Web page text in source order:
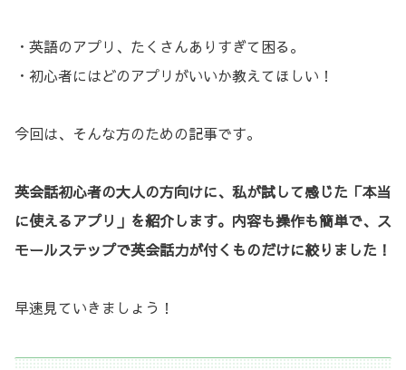
・英語のアプリ、たくさんありすぎて困る。
・初心者にはどのアプリがいいか教えてほしい！
今回は、そんな方のための記事です。
英会話初心者の大人の方向けに、私が試して感じた「本当
に使えるアプリ」を紹介します。内容も操作も簡単で、ス
モールステップで英会話力が付くものだけに絞りました！
早速見ていきましょう！